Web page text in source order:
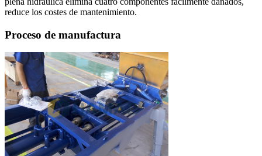
reduce los costes de mantenimiento.
Proceso de manufactura